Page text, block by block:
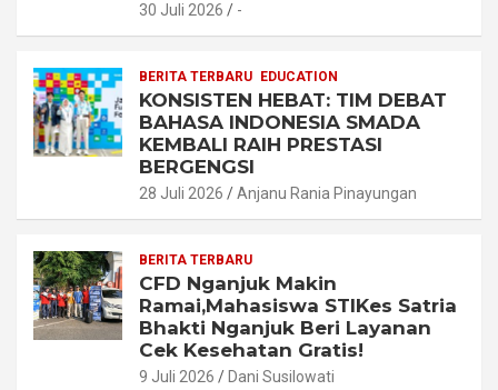
30 Juli 2026 -
BERITA TERBARU EDUCATION
KONSISTEN HEBAT: TIM DEBAT
BAHASA INDONESIA SMADA
KEMBALI RAIH PRESTASI
BERGENGSI
28 Juli 2026 Anjanu Rania Pinayungan
BERITA TERBARU
CFD Nganjuk Makin
Ramai,Mahasiswa STIKes Satria
Bhakti Nganjuk Beri Layanan
Cek Kesehatan Gratis!
9 Juli 2026 Dani Susilowati